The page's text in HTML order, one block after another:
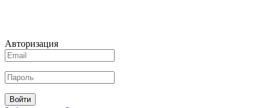
Авторизация
Войти